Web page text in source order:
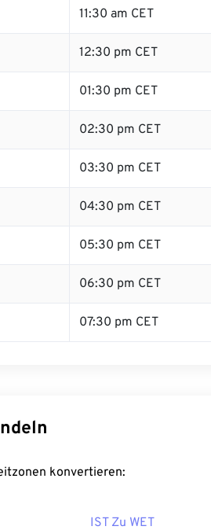
11:30 am CET
12:30 pm CET
01:30 pm CET
02:30 pm CET
03:30 pm CET
04:30 pm CET
05:30 pm CET
06:30 pm CET
07:30 pm CET
konvertieren:
IST Zu WET